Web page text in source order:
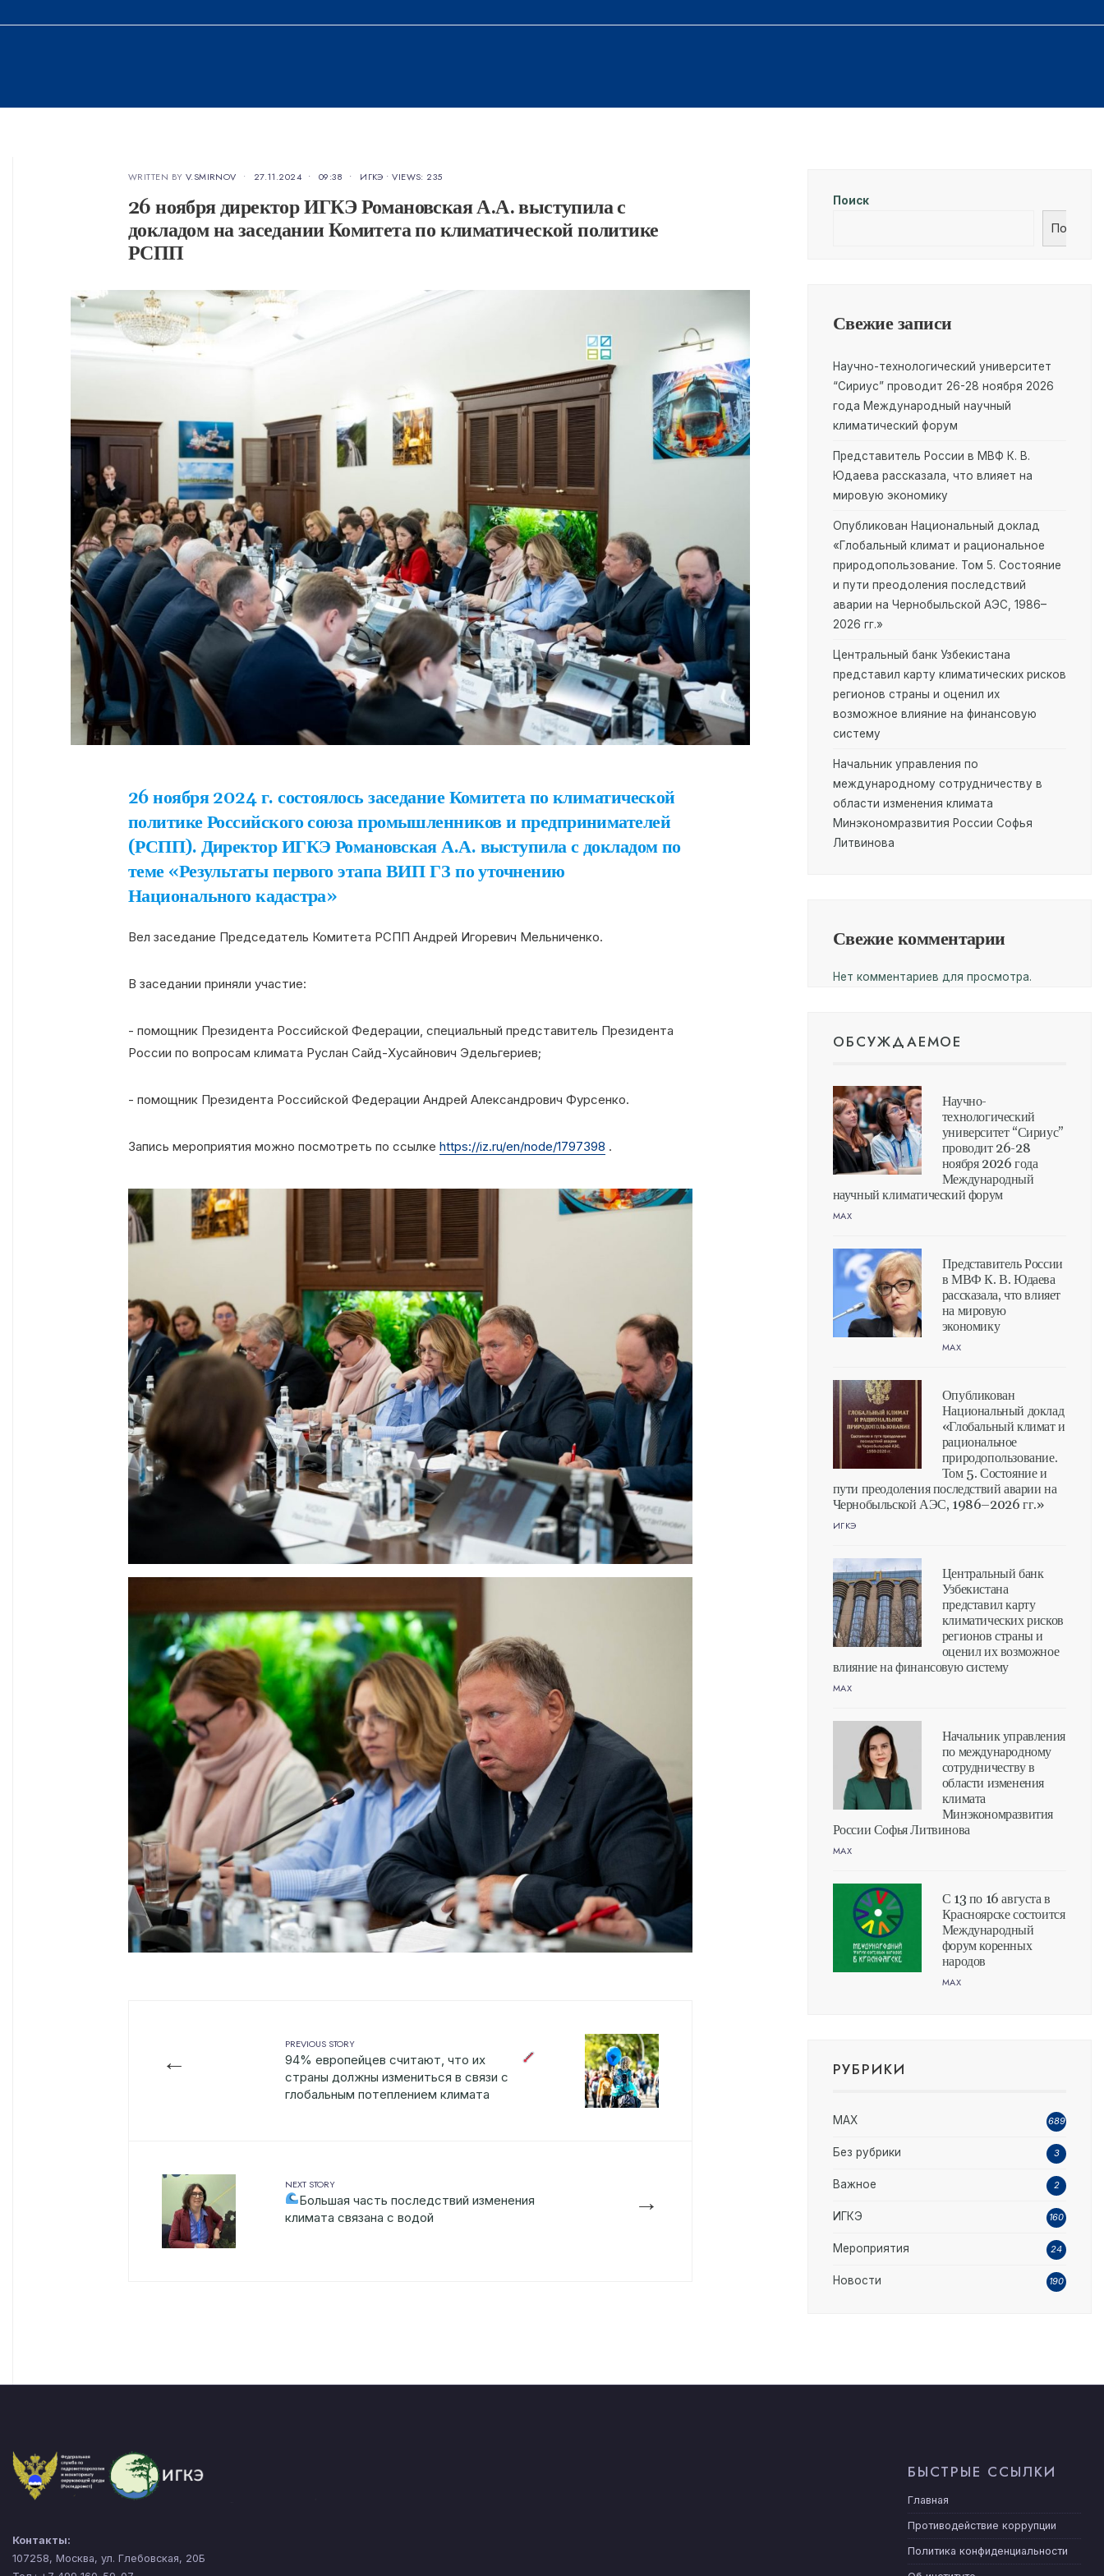
WRITTEN BY V.SMIRNOV • 27.11.2024 • 09:38 • ИГКЭ •VIEWS: 235
26 ноября директор ИГКЭ Романовская А.А. выступила с
докладом на заседании Комитета по климатической политике
РСПП
26 ноября 2024 г. состоялось заседание Комитета по климатической
политике Российского союза промышленников и предпринимателей
(РСПП). Директор ИГКЭ Романовская А.А. выступила с докладом по
теме «Результаты первого этапа ВИП ГЗ по уточнению
Национального кадастра»
Вел заседание Председатель Комитета РСПП Андрей Игоревич Мельниченко.
В заседании приняли участие:
- помощник Президента Российской Федерации, специальный представитель Президента
России по вопросам климата Руслан Сайд-Хусайнович Эдельгериев;
- помощник Президента Российской Федерации Андрей Александрович Фурсенко.
Запись мероприятия можно посмотреть по ссылке https://iz.ru/en/node/1797398 .
←
PREVIOUS STORY
94% европейцев считают, что их
страны должны измениться в связи с
глобальным потеплением климата
→
NEXT STORY
Большая часть последствий изменения
климата связана с водой
Поиск
Поиск
Свежие записи
Научно-технологический университет
“Сириус” проводит 26-28 ноября 2026
года Международный научный
климатический форум
Представитель России в МВФ К. В.
Юдаева рассказала, что влияет на
мировую экономику
Опубликован Национальный доклад
«Глобальный климат и рациональное
природопользование. Том 5. Состояние
и пути преодоления последствий
аварии на Чернобыльской АЭС, 1986–
2026 гг.»
Центральный банк Узбекистана
представил карту климатических рисков
регионов страны и оценил их
возможное влияние на финансовую
систему
Начальник управления по
международному сотрудничеству в
области изменения климата
Минэкономразвития России Софья
Литвинова
Свежие комментарии
Нет комментариев для просмотра.
ОБСУЖДАЕМОЕ
Научно-
технологический
университет “Сириус”
проводит 26-28
ноября 2026 года
Международный
научный климатический форум
MAX
Представитель России
в МВФ К. В. Юдаева
рассказала, что влияет
на мировую
экономику
MAX
Опубликован
Национальный доклад
«Глобальный климат и
рациональное
природопользование.
Том 5. Состояние и
пути преодоления последствий аварии на
Чернобыльской АЭС, 1986–2026 гг.»
ИГКЭ
Центральный банк
Узбекистана
представил карту
климатических рисков
регионов страны и
оценил их возможное
влияние на финансовую систему
MAX
Начальник управления
по международному
сотрудничеству в
области изменения
климата
Минэкономразвития
России Софья Литвинова
MAX
С 13 по 16 августа в
Красноярске состоится
Международный
форум коренных
народов
MAX
РУБРИКИ
MAX 689
Без рубрики 3
Важное 2
ИГКЭ 160
Мероприятия 24
Новости 190
Контакты:
107258, Москва, ул. Глебовская, 20Б
БЫСТРЫЕ ССЫЛКИ
Главная
Противодействие коррупции
Политика конфиденциальности